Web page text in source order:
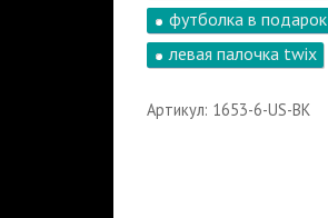
футболка в подарок
левая палочка twix
Артикул: 1653-6-US-BK